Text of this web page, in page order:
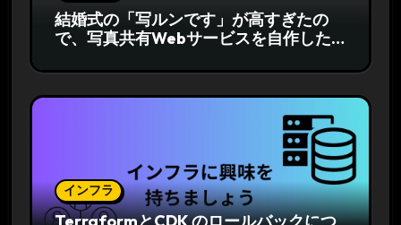
結婚式の「写ルンです」が高すぎたの
で、写真共有Webサービスを自作した
インフラ